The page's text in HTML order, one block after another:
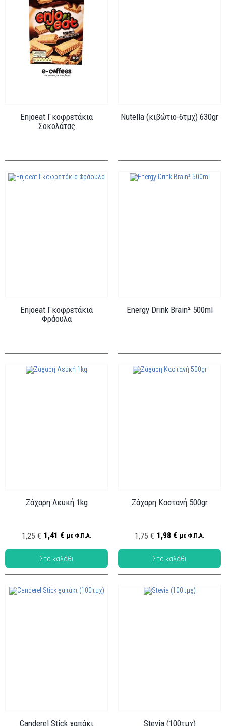
Enjoeat Γκοφρετάκια
Σοκολάτας
Nutella (κιβώτιο-6τμχ) 630gr
Κωδ.: GK-
Enjoeat Γκοφρετάκια
Φράουλα
Energy Drink Brain² 500ml
Ζάχαρη Λευκή 1kg
1,25 € 1,41 € με Φ.Π.Α.
Ζάχαρη Καστανή 500gr
1,75 € 1,98 € με Φ.Π.Α.
Canderel Stick χαπάκι Stevia (100τμχ)